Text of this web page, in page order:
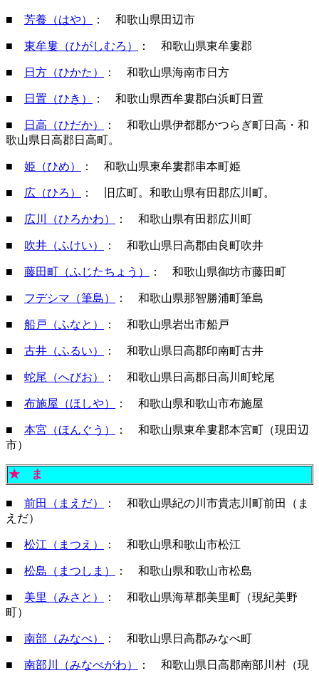
■ 芳養（はや） ： 和歌山県田辺市
■ 東牟婁（ひがしむろ） ： 和歌山県東牟婁郡
■ 日方（ひかた） ： 和歌山県海南市日方
■ 日置（ひき） ： 和歌山県西牟婁郡白浜町日置
■ 日高（ひだか）
： 和歌山県伊都郡かつらぎ町日高・和
歌山県日高郡日高町。
■ 姫（ひめ） ： 和歌山県東牟婁郡串本町姫
■ 広（ひろ） ： 旧広町。和歌山県有田郡広川町。
■ 広川（ひろかわ） ： 和歌山県有田郡広川町
■ 吹井（ふけい） ： 和歌山県日高郡由良町吹井
■ 藤田町（ふじたちょう） ： 和歌山県御坊市藤田町
■ フデシマ（筆島） ： 和歌山県那智勝浦町筆島
■ 船戸（ふなと） ： 和歌山県岩出市船戸
■ 古井（ふるい） ： 和歌山県日高郡印南町古井
■ 蛇尾（へびお） ： 和歌山県日高郡日高川町蛇尾
■ 布施屋（ほしや） ： 和歌山県和歌山市布施屋
■ 本宮（ほんぐう）
： 和歌山県東牟婁郡本宮町（現田辺
市）
★ ま
■ 前田（まえだ）
： 和歌山県紀の川市貴志川町前田（ま
えだ）
■ 松江（まつえ） ： 和歌山県和歌山市松江
■ 松島（まつしま） ： 和歌山県和歌山市松島
■ 美里（みさと）
： 和歌山県海草郡美里町（現紀美野
町）
■ 南部（みなべ） ： 和歌山県日高郡みなべ町
■ 南部川（みなべがわ）
： 和歌山県日高郡南部川村（現